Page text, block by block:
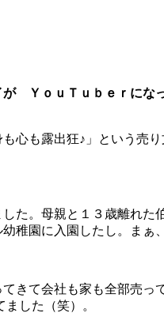
ＹｏｕＴｕｂｅｒにな
も露出狂♪」という売
。母親と１３歳離れた
稚園に入園したし。まぁ
て会社も家も全部売っ
した（笑）。